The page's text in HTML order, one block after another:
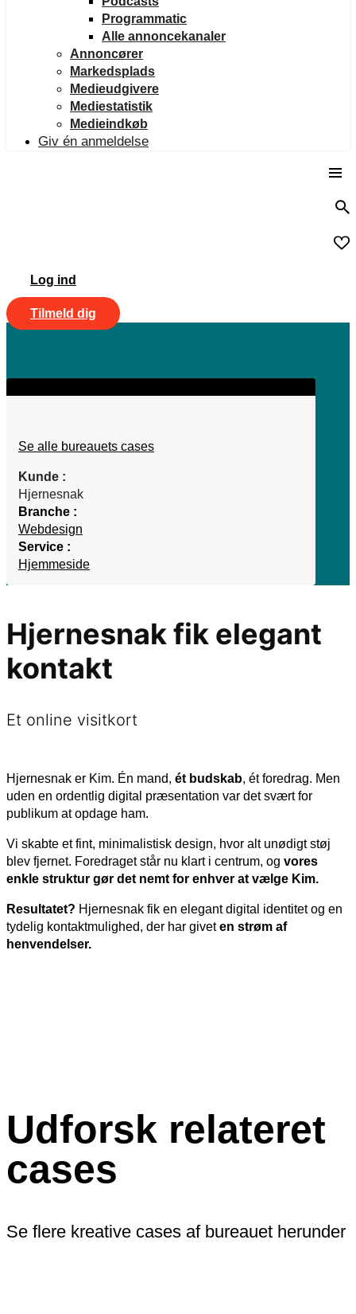
Programmatic
Alle annoncekanaler
Annoncører
Markedsplads
Medieudgivere
Mediestatistik
Medieindkøb
Giv én anmeldelse
Log ind
Tilmeld dig
Se alle bureauets cases
Kunde :
Hjernesnak
Branche :
Webdesign
Service :
Hjemmeside
Hjernesnak fik elegant
kontakt
Et online visitkort
Hjernesnak er Kim. Én mand, ét budskab, ét foredrag. Men
uden en ordentlig digital præsentation var det svært for
publikum at opdage ham.
Vi skabte et fint, minimalistisk design, hvor alt unødigt støj
blev fjernet. Foredraget står nu klart i centrum, og vores
enkle struktur gør det nemt for enhver at vælge Kim.
Resultatet? Hjernesnak fik en elegant digital identitet og en
tydelig kontaktmulighed, der har giveten strøm af
henvendelser.
Udforsk relateret
cases
Se flere kreative cases af bureauet herunder